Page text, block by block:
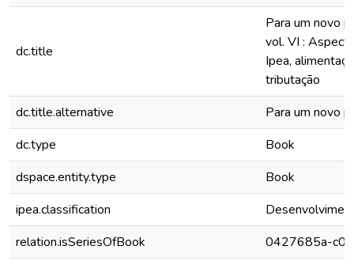
dc.title
Para um novo
vol. VI :
Ipea,
tributação
dc.title.alternative
Para um novo
dc.type
Book
dspace.entity.type
Book
ipea.classification
relation.isSeriesOfBook
0427685a-